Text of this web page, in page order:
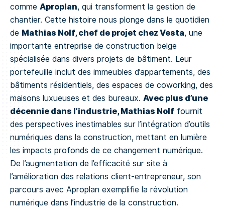
comme Aproplan, qui transforment la gestion de
chantier. Cette histoire nous plonge dans le quotidien
de Mathias Nolf, chef de projet chez Vesta, une
importante entreprise de construction belge
spécialisée dans divers projets de bâtiment. Leur
portefeuille inclut des immeubles d’appartements, des
bâtiments résidentiels, des espaces de coworking, des
maisons luxueuses et des bureaux. Avec plus d’une
décennie dans l’industrie, Mathias Nolf fournit
des perspectives inestimables sur l’intégration d’outils
numériques dans la construction, mettant en lumière
les impacts profonds de ce changement numérique.
De l’augmentation de l’efficacité sur site à
l’amélioration des relations client-entrepreneur, son
parcours avec Aproplan exemplifie la révolution
numérique dans l’industrie de la construction.